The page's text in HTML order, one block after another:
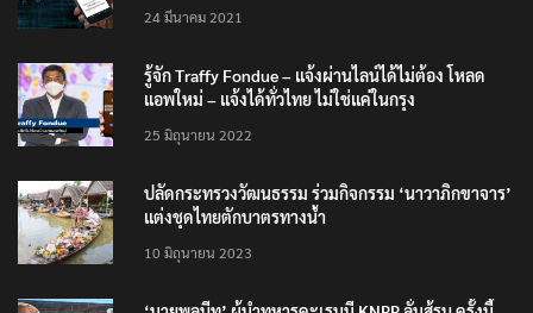
24 มีนาคม 2021
รู้จัก Traffy Fondue – แจ้งผ่านไลน์ได้ไม่ต้อง โหลด
แอพใหม่ – แจ้งได้ทั่วไทย ไม่ใช่แค่ในกรุง
25 มิถุนายน 2022
ปลัดกระทรวงวัฒนธรรม ร่วมกิจกรรม ‘นาวาภิกขาจาร’
แต่งชุดไทยตักบาตรทางน้ำ
10 มิถุนายน 2023